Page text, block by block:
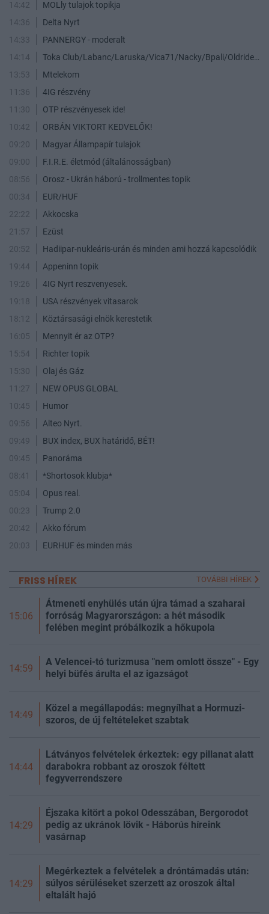
14:42
MOLly tulajok topikja
14:36
Delta Nyrt
14:33
PANNERGY - moderalt
14:14
Toka Club/Labanc/Laruska/Vica71/Nacky/Bpali/Oldrider/Josefernando/Mcbull/Kawaszabi
13:53
Mtelekom
11:36
4IG részvény
11:30
OTP részvényesek ide!
10:42
ORBÁN VIKTORT KEDVELŐK!
09:20
Magyar Állampapír tulajok
09:00
F.I.R.E. életmód (általánosságban)
08:56
Orosz - Ukrán háború - trollmentes topik
00:34
EUR/HUF
22:22
Akkocska
21:57
Ezüst
20:52
Hadiipar-nukleáris-urán és minden ami hozzá kapcsolódik
19:44
Appeninn topik
19:26
4IG Nyrt reszvenyesek.
19:18
USA részvények vitasarok
18:12
Köztársasági elnök kerestetik
16:05
Mennyit ér az OTP?
15:54
Richter topik
15:30
Olaj és Gáz
11:27
NEW OPUS GLOBAL
10:45
Humor
09:56
Alteo Nyrt.
09:49
BUX index, BUX határidő, BÉT!
09:45
Panoráma
08:41
*Shortosok klubja*
05:04
Opus real.
00:23
Trump 2.0
20:42
Akko fórum
20:03
EURHUF és minden más
FRISS HÍREK TOVÁBBI HÍREK
15:06
Átmeneti enyhülés után újra támad a szaharai
forróság Magyarországon: a hét második
felében megint próbálkozik a hőkupola
14:59
A Velencei-tó turizmusa "nem omlott össze" - Egy
helyi büfés árulta el az igazságot
14:49
Közel a megállapodás: megnyílhat a Hormuzi-
szoros, de új feltételeket szabtak
14:44
Látványos felvételek érkeztek: egy pillanat alatt
darabokra robbant az oroszok féltett
fegyverrendszere
14:29
Éjszaka kitört a pokol Odesszában, Bergorodot
pedig az ukránok lövik - Háborús híreink
vasárnap
14:29
Megérkeztek a felvételek a dróntámadás után:
súlyos sérüléseket szerzett az oroszok által
eltalált hajó